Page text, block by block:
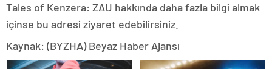
Tales of Kenzera: ZAU hakkında daha fazla bilgi almak
içinse bu adresi ziyaret edebilirsiniz.
Kaynak: (BYZHA) Beyaz Haber Ajansı